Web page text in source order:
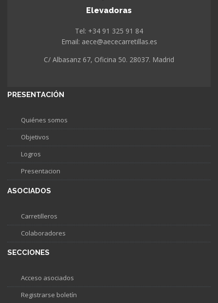
Elevadoras
Tel: +34 91 325 91 84
Email: aece@aececarretillas.es
C/ Albasanz 67, Oficina 50. 28037. Madrid
PRESENTACIÓN
Quiénes somos
Objetivos
Logros
Presentacion
ASOCIADOS
Carretilleros
Colaboradores
SECCIONES
Acceso asociados
Registrarse boletín